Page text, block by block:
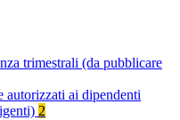
trimestrali (da pubblicare
autorizzati ai dipendenti
2